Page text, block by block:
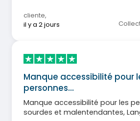
cliente,
il y a 2 jours
Manque accessibilité pour
personnes…
Manque accessibilité pour les
sourdes et malentendantes,